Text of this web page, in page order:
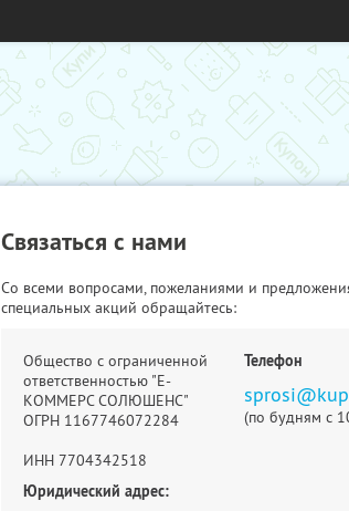
Связаться с нами
Со всеми вопросами, пожеланиями и
специальных акций обращайтесь:
Общество с ограниченной
ответственностью "Е-
КОММЕРС СОЛЮШЕНС"
ОГРН 1167746072284
ИНН 7704342518
Юридический адрес:
Телефон
(по будням с